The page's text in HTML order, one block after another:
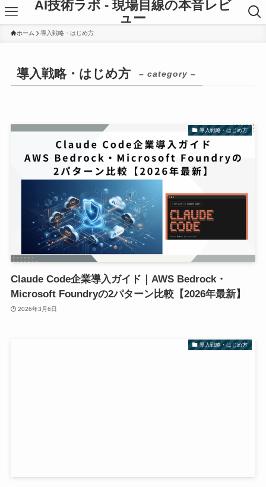
AI技術ラボ - 現場目線の本音レビ
ュー
ホーム 導入戦略・はじめ方
導入戦略・はじめ方 – category –
導入戦略・はじめ方
Claude Code企業導入ガイド｜AWS Bedrock・
Microsoft Foundryの2パターン比較【2026年最新】
2026年3月6日
導入戦略・はじめ方